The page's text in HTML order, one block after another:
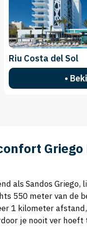
Riu Costa del Sol
•
als Sandos
550 meter van de
1 kilometer
je nooit ver